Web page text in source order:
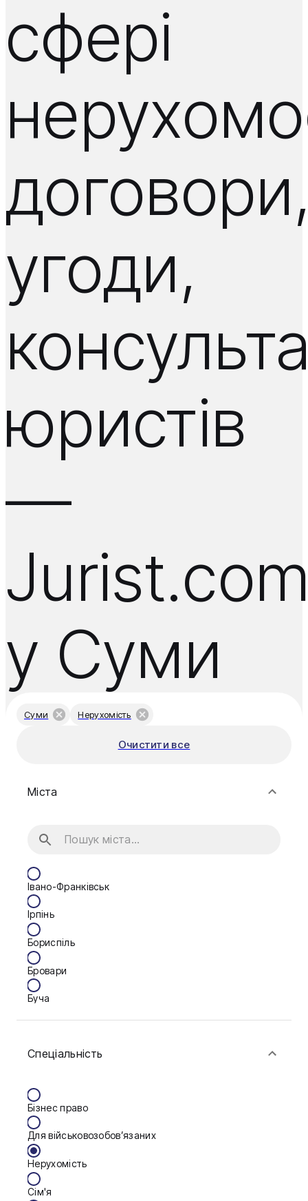
сфері
угоди,
юристів
—
у Суми
Суми Нерухомість
Очистити все
Міста
Івано-Франківськ
Ірпінь
Бориспіль
Бровари
Буча
Васильків
Дніпро
Запоріжжя
Калуш
Кам'янське
Спеціальність
Бізнес право
Для військовозобов’язаних
Нерухомість
Сім'я